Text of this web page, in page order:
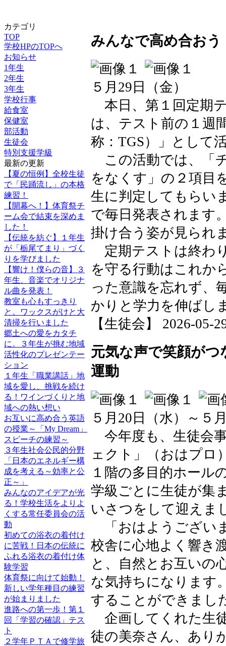
カテゴリ
TOP
学校HPのTOPへ
お知らせ
1年生
2年生
3年生
学校行事
給食室
保健室
部活動
生徒会
特別支援学級
最新の更新
【夏の恒例】全校生徒
で「民踊流し」の本格
練習！
【開幕へ！】体育祭チ
ーム会で結束を深めま
した！
【伝統を紡ぐ】１年生
が「栃尾てまり」づく
りを学びました
【響け！僕らの音】３
年生、音楽でオリジナ
ル曲を発表！
教室も心もすっきり
と。ワックスがけと大
清掃を行いました
郷土への愛をカタチ
に。３年生が挑む地域
活性化のプレゼンテー
ション
１年生「職業講話」地
域を愛し、挑戦を続け
る！ワインづくりと地
域への熱い想い
お互いに高め合う英語
の授業～「My Dream」
スピーチの練習～
３年生社会公民的分野
「日本のエネルギー構
成を考える～効率と公
正～」
みんなのアイデアが光
る！学校生活をよりよ
くする常任委員会の活
動
初めての浴衣の着付け
に苦戦！日本の伝統に
ふれる浴衣の着付け体
験学習
体育祭に向けて始動！
新しい学年種目の練習
が始まりました
進路への第一歩！第１
回「学習の確認」テス
ト
２学年ＰＴＡで修学旅
みんなで高め合おう
５月29日（金）
本日、第１回定期
は、テスト前の１週
称：TGS）」として
この活動では、「
をなくす」の２項目
生に判定してもらい
で毎日発表されます
掛け合う姿が見られ
定期テストは終わ
を守る行動はこれか
った意識を忘れず、
かりと学力を伸ばし
【生徒会】 2026-05-
元気な声で笑顔が
運動
５月20日（水）～５
今年度も、生徒会
ェクト」（おはプロ
１階の多目的ホール
学級ごとに生徒が集
いさつをして迎えま
「おはようござい
校舎に心地よく響き
と、自然とお互いの
な気持ちになります
することができまし
企画してくれた生
徒の美奈さん、あり